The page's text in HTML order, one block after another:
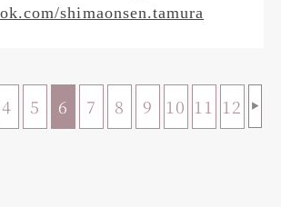
shimaonsen.tamura
4 5 6 7 8 9 10 11 12 ▶